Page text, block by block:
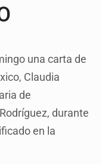
una carta de
Claudia
de
durante
en la